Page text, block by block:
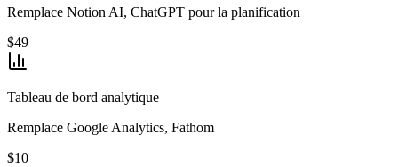
Remplace Notion AI, ChatGPT pour la planification
$49
Tableau de bord analytique
Remplace Google Analytics, Fathom
$10